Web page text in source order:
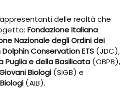
delle realtà che
Fondazione Italiana
Nazionale degli Ordini dei
Conservation ETS (JDC),
Puglia e della Basilicata (OBPB),
Biologi (SIGB) e
(AIB).